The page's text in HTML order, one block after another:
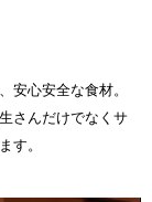
安心安全な食材。
さんだけでなくサ
す。